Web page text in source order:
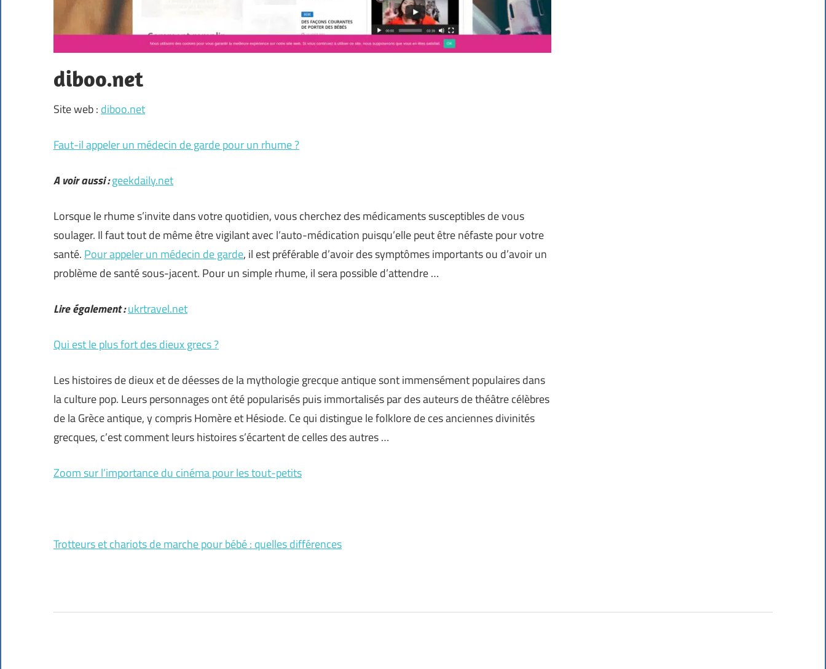
diboo.net
Site web : diboo.net
Faut-il appeler un médecin de garde pour un rhume ?
A voir aussi :geekdaily.net
Lorsque le rhume s’invite dans votre quotidien, vous cherchez des médicaments susceptibles de vous
soulager. Il faut tout de même être vigilant avec l’auto-médication puisqu’elle peut être néfaste pour votre
santé. Pour appeler un médecin de garde, il est préférable d’avoir des symptômes importants ou d’avoir un
problème de santé sous-jacent. Pour un simple rhume, il sera possible d’attendre …
Lire également :ukrtravel.net
Qui est le plus fort des dieux grecs ?
Les histoires de dieux et de déesses de la mythologie grecque antique sont immensément populaires dans
la culture pop. Leurs personnages ont été popularisés puis immortalisés par des auteurs de théâtre célèbres
de la Grèce antique, y compris Homère et Hésiode. Ce qui distingue le folklore de ces anciennes divinités
grecques, c’est comment leurs histoires s’écartent de celles des autres …
Zoom sur l’importance du cinéma pour les tout-petits
Trotteurs et chariots de marche pour bébé : quelles différences